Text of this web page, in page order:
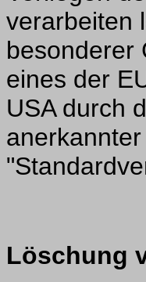
verarbeiten
besonderer
eines der
USA durch
Löschung